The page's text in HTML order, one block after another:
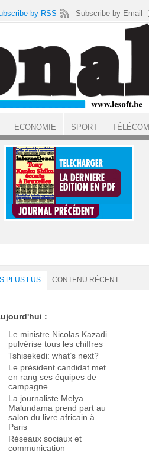
PLUS LUS CONTENU RÉCENT
:
Le ministre Nicolas Kazadi
pulvérise tous les chiffres
Tshisekedi: what’s next?
Le président candidat met
en rang ses équipes de
campagne
La journaliste Melya
Malundama prend part au
salon du livre africain à
Paris
Réseaux sociaux et
communication
by RSS Subscribe by Email
ECONOMIE SPORT TÉLÉCOM